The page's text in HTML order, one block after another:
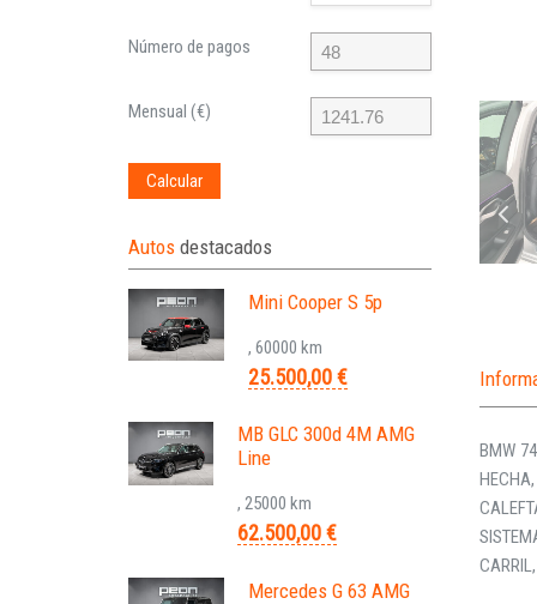
BMW
Número de pagos
Mensual (€)
Calcular
Autos destacados
Mini Cooper S 5p
, 60000 km
25.500,00 €
MB GLC 300d 4M AMG
Line
, 25000 km
62.500,00 €
Mercedes G 63 AMG